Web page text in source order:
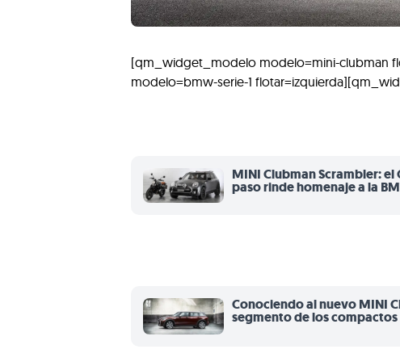
[qm_widget_modelo modelo=mini-clubman
modelo=bmw-serie-1
MINI Clubman Scrambler:
paso rinde homenaje a la
Conociendo al nuevo MINI
segmento de los compactos